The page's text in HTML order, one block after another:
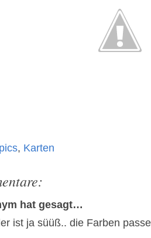
, Karten
hat gesagt…
ist ja süüß.. die Farben